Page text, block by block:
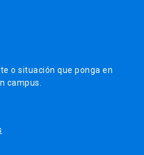
o situación que ponga en
campus.